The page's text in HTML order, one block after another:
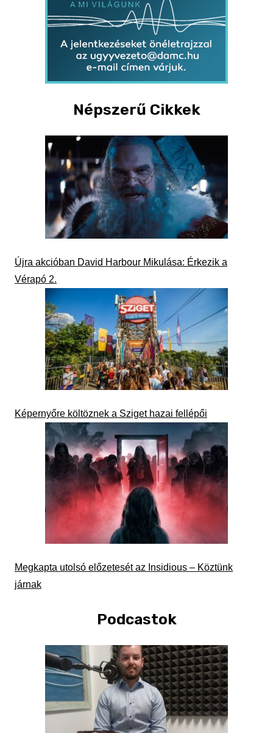
Népszerű Cikkek
Újra akcióban David Harbour Mikulása: Érkezik a
Vérapó 2.
Képernyőre költöznek a Sziget hazai fellépői
Megkapta utolsó előzetesét az Insidious – Köztünk
járnak
Podcastok